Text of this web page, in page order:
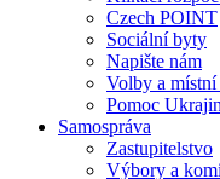
Czech POINT
Sociální byty
Napište nám
Volby a místní
Pomoc
Samospráva
Zastupitelstvo
Výbory a